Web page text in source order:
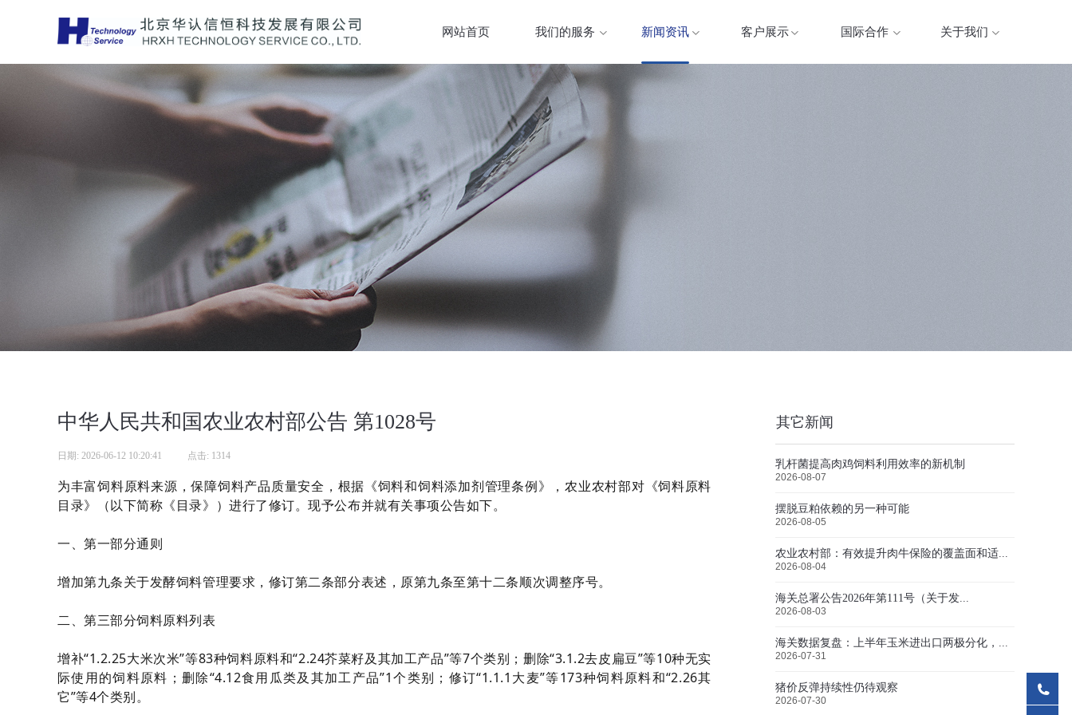
网站首页 我们的服务 新闻资讯 客户展示 国际合作 关于我们
中华人民共和国农业农村部公告 第1028号
日期: 2026-06-12 10:20:41 点击: 1314
为丰富饲料原料来源，保障饲料产品质量安全，根据《饲料和饲料添加剂管理条例》，农业农村部对《饲料原料
目录》（以下简称《目录》）进行了修订。现予公布并就有关事项公告如下。
一、第一部分通则
增加第九条关于发酵饲料管理要求，修订第二条部分表述，原第九条至第十二条顺次调整序号。
二、第三部分饲料原料列表
增补“1.2.25大米次米”等83种饲料原料和“2.24芥菜籽及其加工产品”等7个类别；删除“3.1.2去皮扁豆”等10种无实
际使用的饲料原料；删除“4.12食用瓜类及其加工产品”1个类别；修订“1.1.1大麦”等173种饲料原料和“2.26其
它”等4个类别。
其它新闻
乳杆菌提高肉鸡饲料利用效率的新机制
2026-08-07
摆脱豆粕依赖的另一种可能
2026-08-05
农业农村部：有效提升肉牛保险的覆盖面和适...
2026-08-04
海关总署公告2026年第111号（关于发...
2026-08-03
海关数据复盘：上半年玉米进出口两极分化，...
2026-07-31
猪价反弹持续性仍待观察
2026-07-30